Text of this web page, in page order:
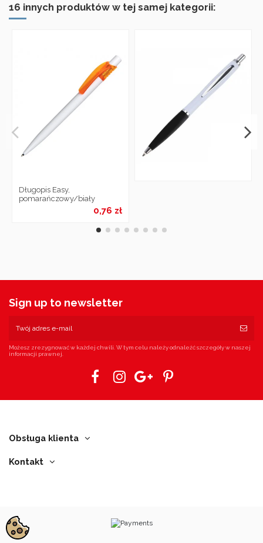
16 innych produktów w tej samej kategorii:
Długopis Easy,
pomarańczowy/biały
0,76 zł
Sign up to newsletter
Możesz zrezygnować w każdej chwili. W tym celu należy odnaleźć szczegóły w naszej
informacji prawnej.
Obsługa klienta
Kontakt